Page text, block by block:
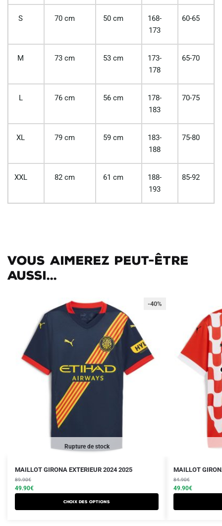
S 70 cm 50 cm
168-
173
60-65
M 73 cm 53 cm
173-
178
65-70
L 76 cm 56 cm
178-
183
70-75
XL 79 cm 59 cm
183-
188
75-80
XXL 82 cm 61 cm
188-
193
85-92
Vous aimerez peut-être
aussi...
Rupture de stock
-40%
MAILLOT GIRONA EXTERIEUR 2024 2025
89.90€
Le
prix
initial
était :
49.90€
Le
prix
actuel
est :
Choix des options
Ce
produit
a
MAILLOT
84.90€
Le
prix
initial
était :
49.90€
Le
prix
actuel
est :
Ce
produit
a